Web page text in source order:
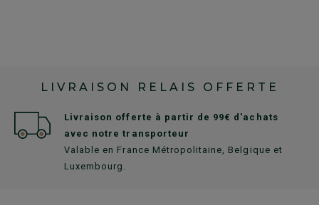
LIVRAISON RELAIS OFFERTE
Livraison offerte à partir de 99€ d'achats
avec notre transporteur
Valable en France Métropolitaine, Belgique et
Luxembourg.